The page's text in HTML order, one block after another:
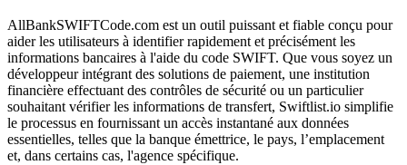
AllBankSWIFTCode.com est un outil puissant et fiable conçu pour
aider les utilisateurs à identifier rapidement et précisément les
informations bancaires à l'aide du code SWIFT. Que vous soyez un
développeur intégrant des solutions de paiement, une institution
financière effectuant des contrôles de sécurité ou un particulier
souhaitant vérifier les informations de transfert, Swiftlist.io simplifie
le processus en fournissant un accès instantané aux données
essentielles, telles que la banque émettrice, le pays, l’emplacement
et, dans certains cas, l'agence spécifique.